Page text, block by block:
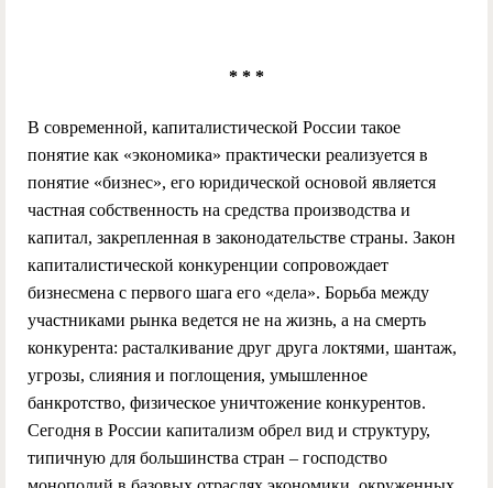
* * *
В современной, капиталистической России такое
понятие как «экономика» практически реализуется в
понятие «бизнес», его юридической основой является
частная собственность на средства производства и
капитал, закрепленная в законодательстве страны. Закон
капиталистической конкуренции сопровождает
бизнесмена с первого шага его «дела». Борьба между
участниками рынка ведется не на жизнь, а на смерть
конкурента: расталкивание друг друга локтями, шантаж,
угрозы, слияния и поглощения, умышленное
банкротство, физическое уничтожение конкурентов.
Сегодня в России капитализм обрел вид и структуру,
типичную для большинства стран – господство